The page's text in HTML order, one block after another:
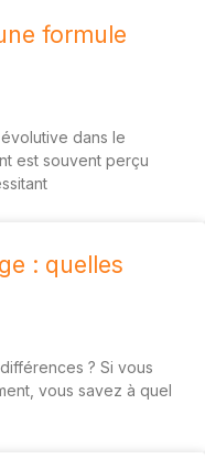
formule
dans le
est souvent perçu
: quelles
? Si vous
vous savez à quel